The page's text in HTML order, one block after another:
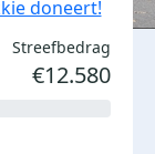
doneert!
Streefbedrag
€12.580